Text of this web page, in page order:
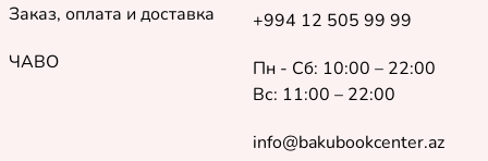
Заказ, оплата и доставка
ЧАВО
+994 12 505 99 99
Пн - Сб: 10:00 – 22:00
Вс: 11:00 – 22:00
info@bakubookcenter.az